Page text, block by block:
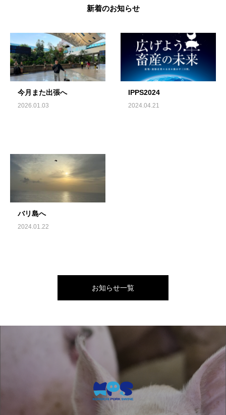
新着のお知らせ
今月また出張へ
2026.01.03
IPPS2024
2024.04.21
バリ島へ
2024.01.22
お知らせ一覧